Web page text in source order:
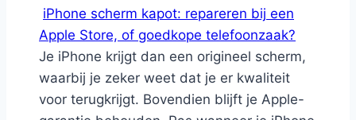
iPhone scherm kapot: repareren bij een
Apple Store, of goedkope telefoonzaak?
Je iPhone krijgt dan een origineel scherm,
waarbij je zeker weet dat je er kwaliteit
voor terugkrijgt. Bovendien blijft je Apple-